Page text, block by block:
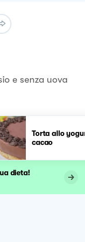
e senza uova
Torta allo
cacao
dieta!